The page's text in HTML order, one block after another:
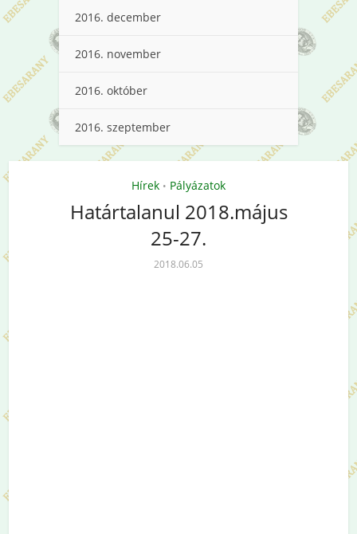
2016. december
2016. november
2016. október
2016. szeptember
Hírek • Pályázatok
Határtalanul 2018.május
25-27.
2018.06.05